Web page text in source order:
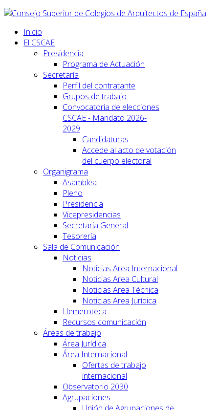
Inicio
El CSCAE
Presidencia
Programa de Actuación
Secretaría
Perfil del contratante
Grupos de trabajo
Convocatoria de elecciones
CSCAE - Mandato 2026-
2029
Candidaturas
Accede al acto de votación
del cuerpo electoral
Organigrama
Asamblea
Pleno
Presidencia
Vicepresidencias
Secretaría General
Tesorería
Sala de Comunicación
Noticias
Noticias Area Internacional
Noticias Area Cultural
Noticias Area Técnica
Noticias Area Jurídica
Hemeroteca
Recursos comunicación
Áreas de trabajo
Área Jurídica
Área Internacional
Ofertas de trabajo
internacional
Observatorio 2030
Agrupaciones